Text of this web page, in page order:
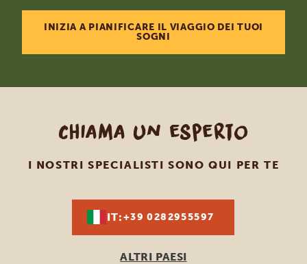
INIZIA A PIANIFICARE IL VIAGGIO DEI TUOI
SOGNI
Chiama un esperto
I NOSTRI SPECIALISTI SONO QUI PER TE
IT:+39 0282955597
ALTRI PAESI